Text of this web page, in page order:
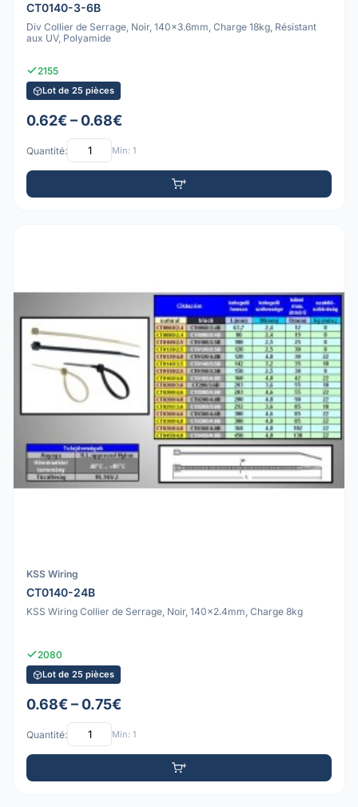
CT0140-3-6B
Div Collier de Serrage, Noir, 140x3.6mm, Charge 18kg, Résistant
aux UV, Polyamide
2155
Lot de 25 pièces
0.62€ – 0.68€
Quantité: Min: 1
KSS Wiring
CT0140-24B
KSS Wiring Collier de Serrage, Noir, 140x2.4mm, Charge 8kg
2080
Lot de 25 pièces
0.68€ – 0.75€
Quantité: Min: 1